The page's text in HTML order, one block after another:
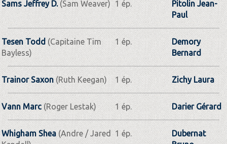
Sams Jeffrey D.(Sam Weaver) 1 ép.
Pitolin Jean-
Paul
Tesen Todd (Capitaine Tim
Bayless)
1 ép.
Demory
Bernard
Trainor Saxon(Ruth Keegan) 1 ép. Zichy Laura
Vann Marc (Roger Lestak) 1 ép. Darier Gérard
Whigham Shea (Andre / Jared
1 ép.
Dubernat